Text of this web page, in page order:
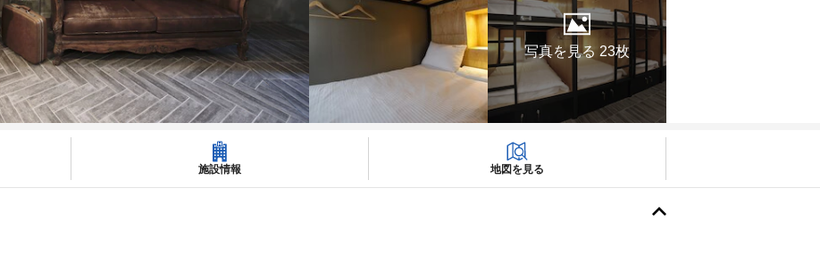
写真を見る 23枚
施設情報 地図を見る